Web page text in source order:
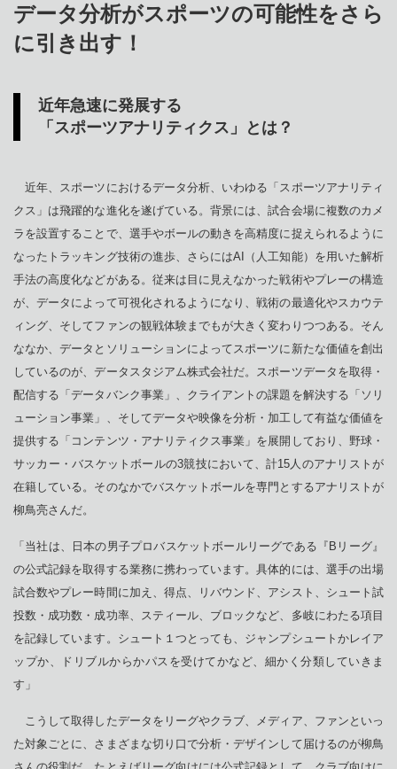
データ分析がスポーツの可能性をさら
に引き出す！
近年急速に発展する
「スポーツアナリティクス」とは？
近年、スポーツにおけるデータ分析、いわゆる「スポーツアナリティ
クス」は飛躍的な進化を遂げている。背景には、試合会場に複数のカメ
ラを設置することで、選手やボールの動きを高精度に捉えられるように
なったトラッキング技術の進歩、さらにはAI（人工知能）を用いた解析
手法の高度化などがある。従来は目に見えなかった戦術やプレーの構造
が、データによって可視化されるようになり、戦術の最適化やスカウテ
ィング、そしてファンの観戦体験までもが大きく変わりつつある。そん
ななか、データとソリューションによってスポーツに新たな価値を創出
しているのが、データスタジアム株式会社だ。スポーツデータを取得・
配信する「データバンク事業」、クライアントの課題を解決する「ソリ
ューション事業」、そしてデータや映像を分析・加工して有益な価値を
提供する「コンテンツ・アナリティクス事業」を展開しており、野球・
サッカー・バスケットボールの3競技において、計15人のアナリストが
在籍している。そのなかでバスケットボールを専門とするアナリストが
柳鳥亮さんだ。
「当社は、日本の男子プロバスケットボールリーグである『Bリーグ』
の公式記録を取得する業務に携わっています。具体的には、選手の出場
試合数やプレー時間に加え、得点、リバウンド、アシスト、シュート試
投数・成功数・成功率、スティール、ブロックなど、多岐にわたる項目
を記録しています。シュート１つとっても、ジャンプシュートかレイア
ップか、ドリブルからかパスを受けてかなど、細かく分類していきま
す」
こうして取得したデータをリーグやクラブ、メディア、ファンといっ
た対象ごとに、さまざまな切り口で分析・デザインして届けるのが柳鳥